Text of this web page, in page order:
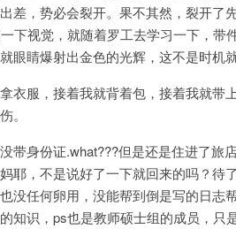
差，势必会裂开。果不其然，裂开了
下视觉，就随着罗工去学习一下，带
眼睛爆射出金色的光辉，这不是时机
衣服，接着我就背着包，接着我就带
。
带身份证.what???但是还是住进了旅
耶，不是说好了一下就回来的吗？待
没任何卵用，没能帮到倒是写的日志
知识，ps也是教师硕士组的成员，